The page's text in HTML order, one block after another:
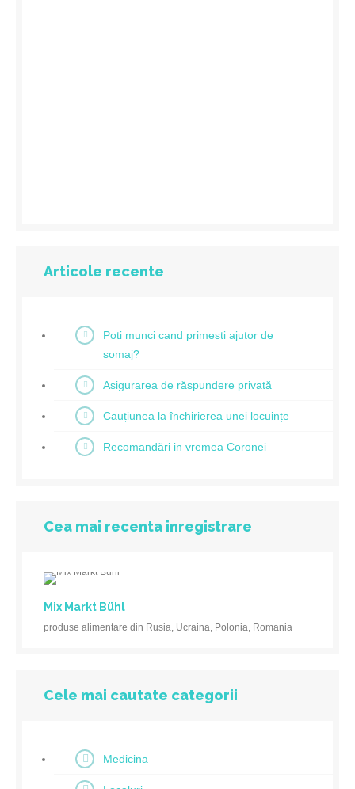
Articole recente
Poti munci cand primesti ajutor de
somaj?
Asigurarea de răspundere privată
Cauțiunea la închirierea unei locuințe
Recomandări in vremea Coronei
Cea mai recenta inregistrare
Mix Markt Bühl
produse alimentare din Rusia, Ucraina, Polonia, Romania
Cele mai cautate categorii
Medicina